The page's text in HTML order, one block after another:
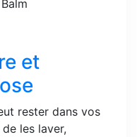
et
rester dans vos
les laver,